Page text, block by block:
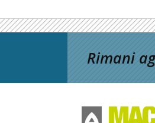
Rimani